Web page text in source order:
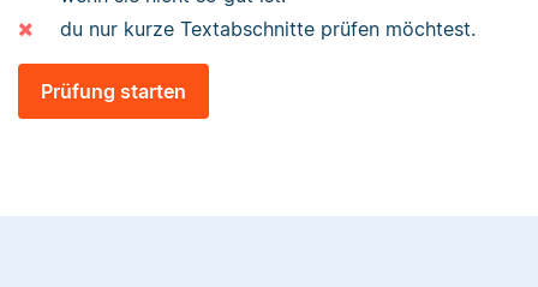
du nur kurze Textabschnitte prüfen möchtest.
Prüfung starten